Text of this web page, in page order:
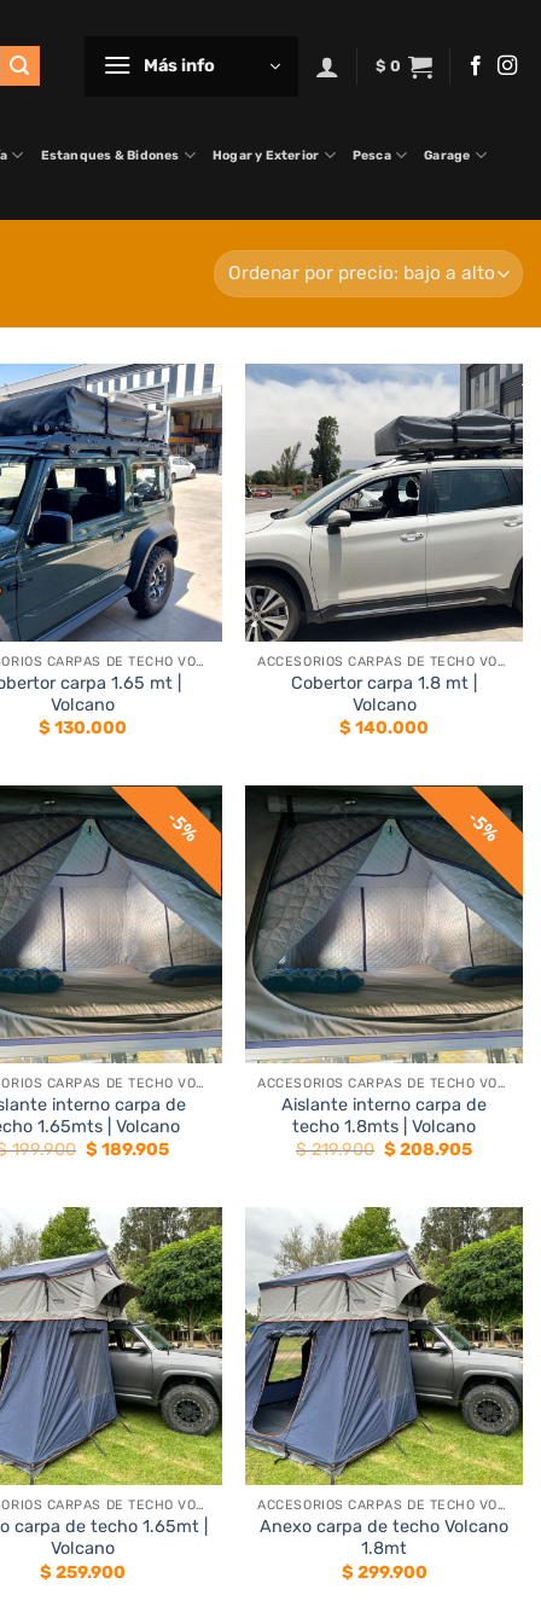
Más info $ 0
Estanques & Bidones Hogar y Exterior Pesca Garage
ACCESORIOS CARPAS DE TECHO VOLCANO
carpa 1.65 mt |
Volcano
$ 130.000
+
ACCESORIOS CARPAS DE TECHO VOLCANO
Cobertor carpa 1.8 mt |
Volcano
$ 140.000
5%
ACCESORIOS CARPAS DE TECHO VOLCANO
interno carpa de
1.65mts | Volcano
199.900 El
$ 199.900.
$ 189.905El
$ 189.905.
5%
+
ACCESORIOS CARPAS DE TECHO VOLCANO
Aislante interno carpa de
techo 1.8mts | Volcano
$219.900 El
$ 219.900.
$ 208.905El
$
ACCESORIOS CARPAS DE TECHO VOLCANO
carpa de techo 1.65mt |
Volcano
$ 259.900
+
ACCESORIOS CARPAS DE TECHO VOLCANO
Anexo carpa de techo Volcano
1.8mt
$ 299.900